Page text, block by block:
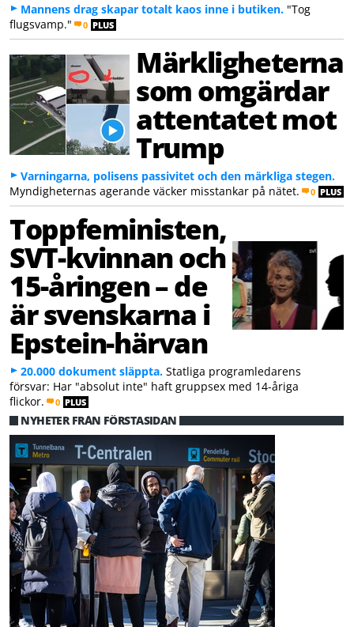
Mannens drag skapar totalt kaos inne i butiken. "Tog
flugsvamp."
0 PLUS
Märkligheterna
som omgärdar
attentatet mot
Trump
Varningarna, polisens passivitet och den märkliga stegen.
Myndigheternas agerande väcker misstankar på nätet.
0 PLUS
Toppfeministen,
SVT-kvinnan och
15-åringen – de
är svenskarna i
Epstein-härvan
20.000 dokument släppta. Statliga programledarens
försvar: Har "absolut inte" haft gruppsex med 14-åriga
flickor.
0 PLUS
NYHETER FRÅN FÖRSTASIDAN